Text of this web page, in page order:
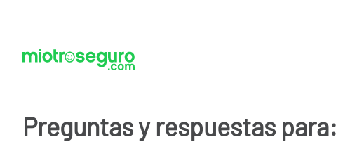
Preguntas y respuestas para: